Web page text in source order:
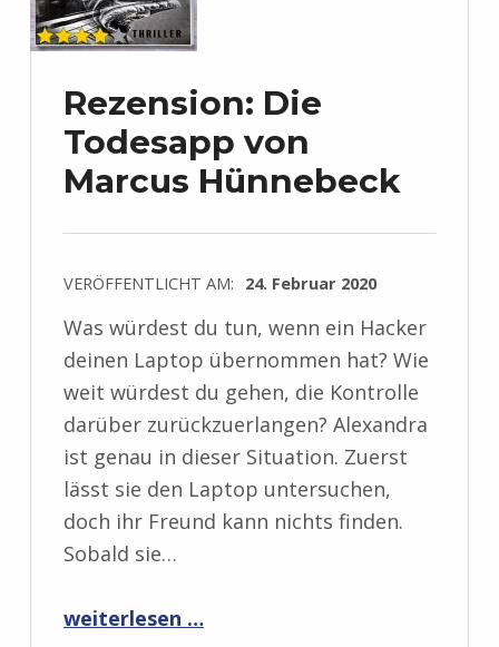
Rezension: Die
Todesapp von
Marcus Hünnebeck
VERÖFFENTLICHT AM: 24. Februar 2020
Was würdest du tun, wenn ein Hacker
deinen Laptop übernommen hat? Wie
weit würdest du gehen, die Kontrolle
darüber zurückzuerlangen? Alexandra
ist genau in dieser Situation. Zuerst
lässt sie den Laptop untersuchen,
doch ihr Freund kann nichts finden.
Sobald sie…
“Rezension: Die Todesapp von Marcus Hünnebeck”
weiterlesen …